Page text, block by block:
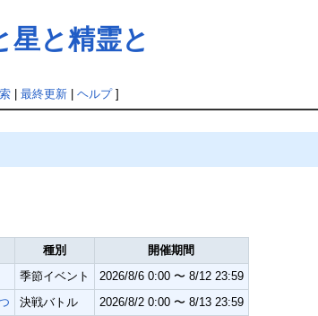
星と精霊と
| 最終更新| ヘルプ]
種別
開催期間
季節イベント
2026/8/6 0:00 〜 8/12 23:59
決戦バトル 2026/8/2 0:00 〜 8/13 23:59